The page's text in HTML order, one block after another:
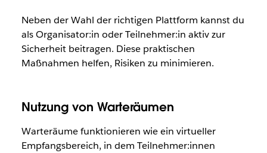
Neben der Wahl der richtigen Plattform kannst du
als Organisator:in oder Teilnehmer:in aktiv zur
Sicherheit beitragen. Diese praktischen
Maßnahmen helfen, Risiken zu minimieren.
Nutzung von Warteräumen
Warteräume funktionieren wie ein virtueller
Empfangsbereich, in dem Teilnehmer:innen